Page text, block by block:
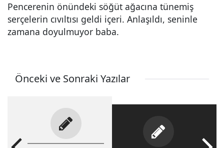
Pencerenin önündeki söğüt ağacına tünemiş
serçelerin cıvıltısı geldi içeri. Anlaşıldı, seninle
zamana doyulmuyor baba.
Önceki ve Sonraki Yazılar